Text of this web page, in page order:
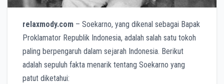
relaxmody.com – Soekarno, yang dikenal sebagai Bapak
Proklamator Republik Indonesia, adalah salah satu tokoh
paling berpengaruh dalam sejarah Indonesia. Berikut
adalah sepuluh fakta menarik tentang Soekarno yang
patut diketahui: